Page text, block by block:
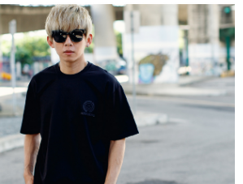
帳流程】
先享後付」後，將跳轉至「AFTEE先享後付」
確認金額後，即可完成結帳。
將收到繳費通知簡訊。
14天內，點擊此簡訊中的連結，可透過四大超商／
方式進行付款，方視為交易完成。
下不需立刻繳費，但若您需要取消訂單，請聯絡
家同意取消之訂單仍視為有效，需透過AFTEE先享
先享後付 」之結帳頁面顯示為準，若有關於
取消欲退款等相關疑問，請聯繫「AFTEE先享後付
support/home
含以上)免運費
含以上)免運費
含以上)免運費